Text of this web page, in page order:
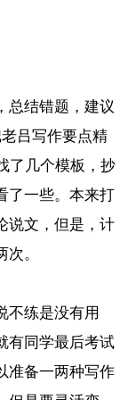
结错题，建议
吕写作要点精
了几个模板，抄
了一些。本来打
说文，但是，计
。
练是没有用
有同学最后考试
准备一两种写作